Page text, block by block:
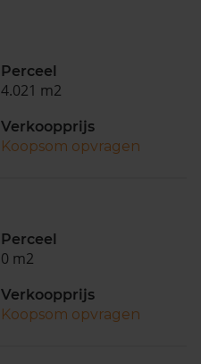
Perceel
4.021 m2
Verkoopprijs
Koopsom opvragen
Perceel
0 m2
Verkoopprijs
Koopsom opvragen